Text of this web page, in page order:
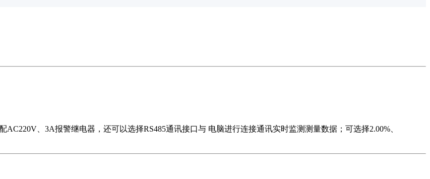
、3A报警继电器，还可以选择RS485通讯接口与 电脑进行连接通讯实时监测测量数据；可选择2.00%、